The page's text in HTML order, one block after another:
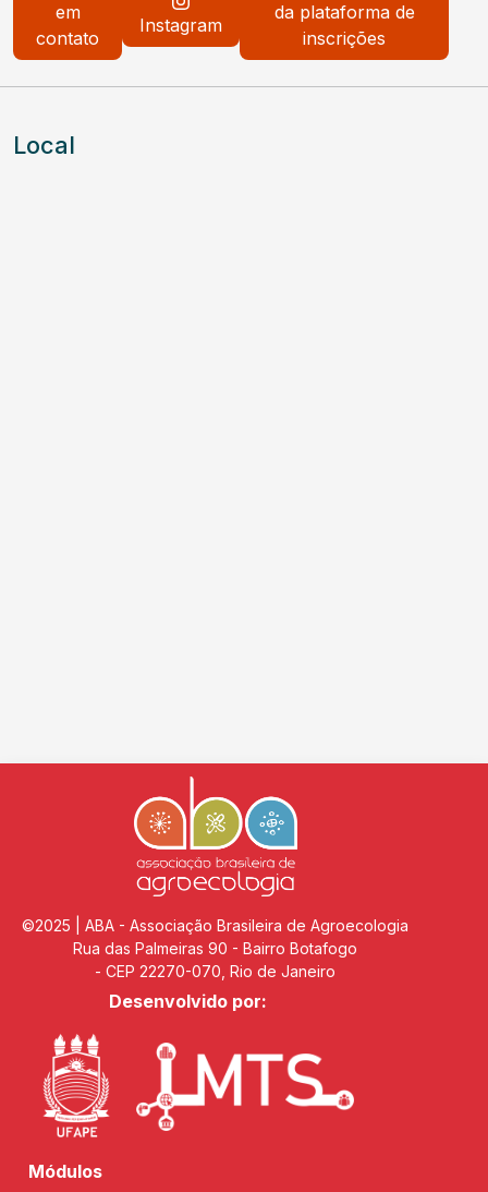
em
contato
Instagram
da plataforma de
inscrições
Local
©2025 | ABA - Associação Brasileira de Agroecologia
Rua das Palmeiras 90 - Bairro Botafogo
- CEP 22270-070, Rio de Janeiro
Desenvolvido por:
Módulos